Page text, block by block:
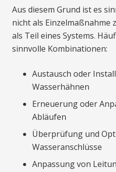
Aus diesem Grund ist es
nicht als Einzelmaßnahme
als Teil eines Systems.
sinnvolle Kombinationen:
Austausch oder
Wasserhähnen
Erneuerung oder
Abläufen
Überprüfung und
Wasseranschlüsse
Anpassung von